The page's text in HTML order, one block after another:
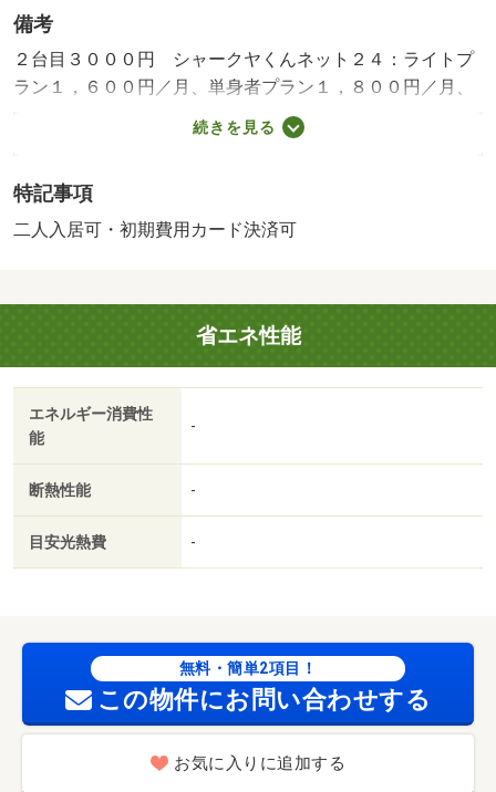
備考
２台目３０００円 シャークヤくんネット２４：ライトプ
ラン１，６００円／月、単身者プラン１，８００円／月、
ファミリープラン２，０００円／月のいずれかをお申込み
時にご選択ください。 法人包括保険の場合も駆けつけサ
０００円（税別）、鍵交換費用：２５，０００円（税別）
※解約時、保証金充当し不足分請求 短期解約違約金
５０％ （学生入居時・初回保証料なし） 月額保証
料・・・日本人１．５％・外国人２．５％・高齢世帯５．
０％口座振替手数料 ３３０円）・静岡県のお部屋探しは
ルームズ賃貸へ！・バイク置場：なし・駐輪場：有
続きを見る
特記事項
二人入居可・初期費用カード決済可
省エネ性能
エネルギー消費性
能
-
断熱性能 -
目安光熱費 -
無料・簡単2項目！
この物件にお問い合わせする
お気に入りに追加する